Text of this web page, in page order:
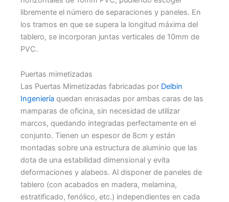
libremente el número de separaciones y paneles. En
los tramos en que se supera la longitud máxima del
tablero, se incorporan juntas verticales de 10mm de
PVC.
Puertas mimetizadas
Las Puertas Mimetizadas fabricadas por Delbin
Ingeniería quedan enrasadas por ambas caras de las
mamparas de oficina, sin necesidad de utilizar
marcos, quedando integradas perfectamente en el
conjunto. Tienen un espesor de 8cm y están
montadas sobre una estructura de aluminio que las
dota de una estabilidad dimensional y evita
deformaciones y alabeos. Al disponer de paneles de
tablero (con acabados en madera, melamina,
estratificado, fenólico, etc.) independientes en cada